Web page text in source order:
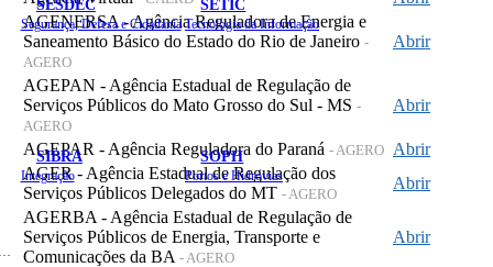
SESDEC
Segurança, Defesa e Cidadania
SETIC
Tecnologia da Informação
SIBRA
Integração
SOPH
Portos e Hidrovias
AGENERSA - Agência Reguladora de Energia e
Saneamento Básico do Estado do Rio de Janeiro -
AGERO
Abrir
AGEPAN - Agência Estadual de Regulação de
Serviços Públicos do Mato Grosso do Sul - MS -
AGERO
Abrir
AGEPAR - Agência Reguladora do Paraná - AGERO Abrir
AGER - Agência Estadual de Regulação dos
Serviços Públicos Delegados do MT - AGERO
Abrir
AGERBA - Agência Estadual de Regulação de
Serviços Públicos de Energia, Transporte e
Comunicações da BA - AGERO
Abrir